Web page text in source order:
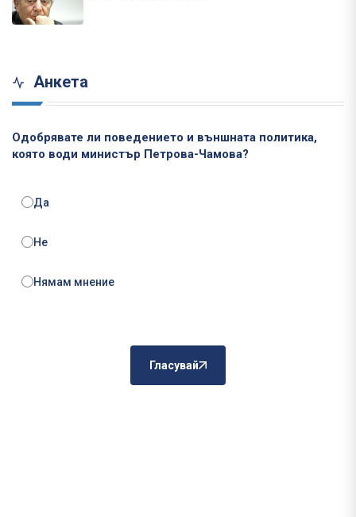
Анкета
Одобрявате ли поведението и външната политика,
която води министър Петрова-Чамова?
Да
Не
Нямам мнение
Гласувай